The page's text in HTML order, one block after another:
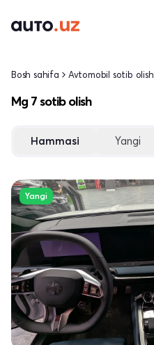
Bosh sahifa Avtomobil sotib olish
Mg 7 sotib olish
Hammasi Yangi
Yangi